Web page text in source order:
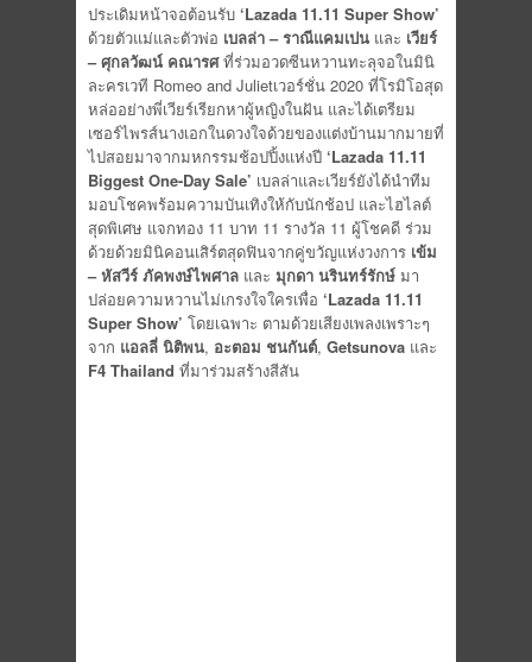
ประเดิมหน้าจอต้อนรับ ‘Lazada 11.11 Super Show’
ด้วยตัวแม่และตัวพ่อ เบลล่า – ราณีแคมเปน และ เวียร์
– ศุกลวัฒน์ คณารศที่ร่วมอวดซีนหวานทะลุจอในมินิ
ละครเวที Romeo and Julietเวอร์ชั่น 2020 ที่โรมิโอสุด
หล่ออย่างพี่เวียร์เรียกหาผู้หญิงในฝัน และได้เตรียม
เซอร์ไพรส์นางเอกในดวงใจด้วยของแต่งบ้านมากมายที่
ไปสอยมาจากมหกรรมช้อปปิ้งแห่งปี ‘Lazada 11.11
Biggest One-Day Sale’ เบลล่าและเวียร์ยังได้นำทีม
มอบโชคพร้อมความบันเทิงให้กับนักช้อป และไฮไลต์
สุดพิเศษ แจกทอง 11 บาท 11 รางวัล 11 ผู้โชคดี ร่วม
ด้วยด้วยมินิคอนเสิร์ตสุดฟินจากคู่ขวัญแห่งวงการ เข้ม
– หัสวีร์ ภัคพงษ์ไพศาล และ มุกดา นรินทร์รักษ์ มา
ปล่อยความหวานไม่เกรงใจใครเพื่อ ‘Lazada 11.11
Super Show’ โดยเฉพาะ ตามด้วยเสียงเพลงเพราะๆ
จาก แอลลี่ นิติพน, อะตอม ชนกันต์, Getsunova และ
F4 Thailand ที่มาร่วมสร้างสีสัน